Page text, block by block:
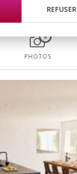
REFUSER
9
PHOTOS